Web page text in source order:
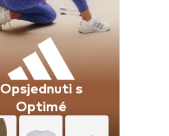
Opsjednuti s
Optimé